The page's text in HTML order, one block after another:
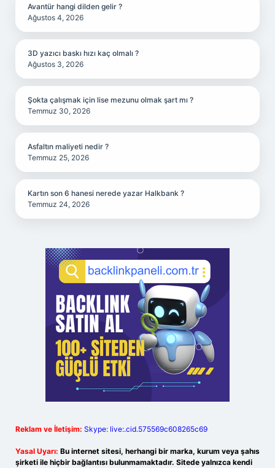
Avantür hangi dilden gelir ?
Ağustos 4, 2026
3D yazıcı baskı hızı kaç olmalı ?
Ağustos 3, 2026
Şokta çalışmak için lise mezunu olmak şart mı ?
Temmuz 30, 2026
Asfaltın maliyeti nedir ?
Temmuz 25, 2026
Kartın son 6 hanesi nerede yazar Halkbank ?
Temmuz 24, 2026
Reklam ve İletişim: Skype: live:.cid.575569c608265c69
Yasal Uyarı: Bu internet sitesi, herhangi bir marka, kurum veya şahıs
şirketi ile hiçbir bağlantısı bulunmamaktadır. Sitede yalnızca kendi